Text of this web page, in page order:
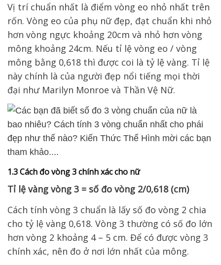
Vị trí chuẩn nhất là điểm vòng eo nhỏ nhất trên
rốn. Vòng eo của phụ nữ đẹp, đạt chuẩn khi nhỏ
hơn vòng ngực khoảng 20cm và nhỏ hơn vòng
mông khoảng 24cm. Nếu tỉ lệ vòng eo / vòng
mông bằng 0,618 thì được coi là tỷ lệ vàng. Tỉ lệ
này chính là của người đẹp nổi tiếng mọi thời
đại như Marilyn Monroe và Thần Vệ Nữ.
1.3 Cách đo vòng 3 chính xác cho nữ
Tỉ lệ vàng vòng 3 = số đo vòng 2/0,618 (cm)
Cách tính vòng 3 chuẩn là lấy số đo vòng 2 chia
cho tỷ lệ vàng 0,618. Vòng 3 thường có số đo lớn
hơn vòng 2 khoảng 4 – 5 cm. Để có được vòng 3
chính xác, nên đo ở nơi lớn nhất của mông.